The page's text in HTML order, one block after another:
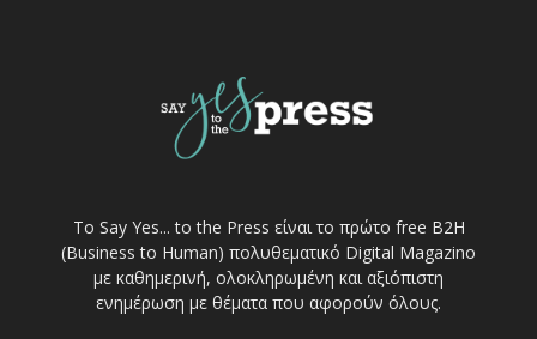
Το Say Yes... to the Press είναι το πρώτο free Β2Η
(Business to Human) πολυθεματικό Digital Magazino
με καθημερινή, ολοκληρωμένη και αξιόπιστη
ενημέρωση με θέματα που αφορούν όλους.